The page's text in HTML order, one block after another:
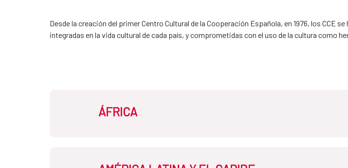
Desde la creación del primer Centro Cultural de la Cooperación Española, en 1976, los CCE
integradas en la vida cultural de cada país, y comprometidas con el uso de la cultura como
ÁFRICA